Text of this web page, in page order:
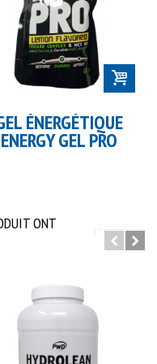
ÉNERGÉTIQUE
ENERGY GEL PRO
ONT